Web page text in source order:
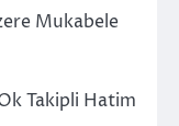
Mukabele
Takipli Hatim